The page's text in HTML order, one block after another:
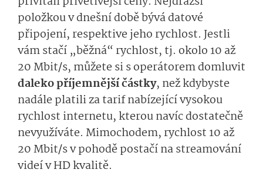
položkou v dnešní době bývá datové
připojení, respektive jeho rychlost. Jestli
vám stačí „běžná“ rychlost, tj. okolo 10 až
20 Mbit/s, můžete si s operátorem domluvit
daleko příjemnější částky, než kdybyste
nadále platili za tarif nabízející vysokou
rychlost internetu, kterou navíc dostatečně
nevyužíváte. Mimochodem, rychlost 10 až
20 Mbit/s v pohodě postačí na streamování
videí v HD kvalitě.